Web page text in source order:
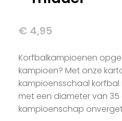
€ 4,95
Korfbalkampioenen
kampioen? Met onze
kampioensschaal
met een diameter van
kampioenschap